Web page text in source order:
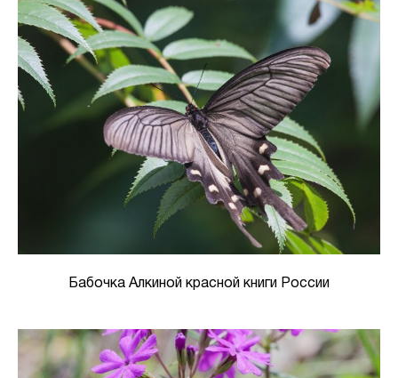
Бабочка Алкиной красной книги России